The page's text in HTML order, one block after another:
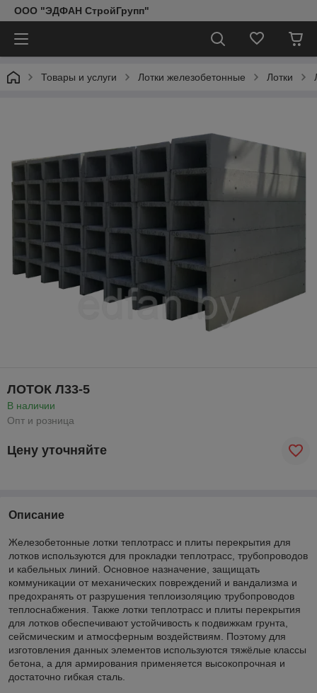
ООО "ЭДФАН СтройГрупп"
Товары и услуги Лотки железобетонные Лотки
ЛОТОК Л33-5
В наличии
Опт и розница
Цену уточняйте
Описание
Железобетонные лотки теплотрасс и плиты перекрытия для
лотков используются для прокладки теплотрасс, трубопроводов
и кабельных линий. Основное назначение, защищать
коммуникации от механических повреждений и вандализма и
предохранять от разрушения теплоизоляцию трубопроводов
теплоснабжения. Также лотки теплотрасс и плиты перекрытия
для лотков обеспечивают устойчивость к подвижкам грунта,
сейсмическим и атмосферным воздействиям. Поэтому для
изготовления данных элементов используются тяжёлые классы
бетона, а для армирования применяется высокопрочная и
достаточно гибкая сталь.